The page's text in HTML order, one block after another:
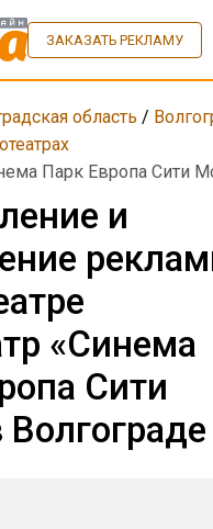
ЗАКАЗАТЬ РЕКЛАМУ
область /
Парк Европа Сити
и
«Синема
Сити